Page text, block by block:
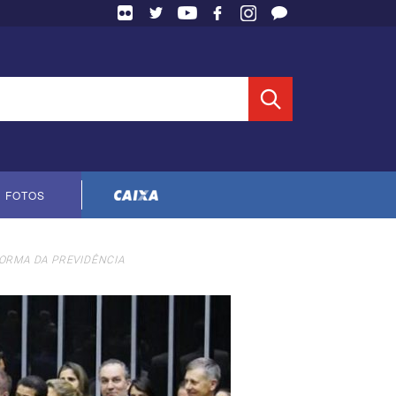
FOTOS Cópia do contrato CNTS-CEF-2023
DA PREVIDÊNCIA